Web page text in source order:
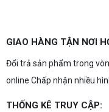
GIAO HÀNG TẬN NƠI
Đổi trả sản phẩm trong
online Chấp nhận nhiều
THỐNG KÊ TRUY CẬP: